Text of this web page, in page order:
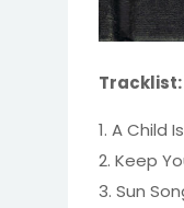
Tracklist:
1. A Child
2. Keep
3. Sun